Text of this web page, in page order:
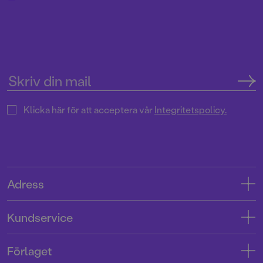
Klicka här för att acceptera vårIntegritetspolicy.
Adress
08-769 88 00
Tryckerigatan 4
Kundservice
Förlaget